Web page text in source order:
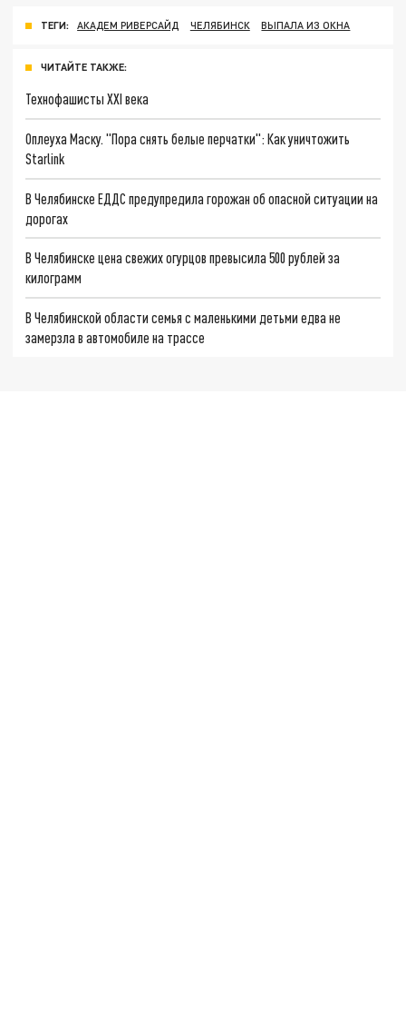
ТЕГИ: АКАДЕМ РИВЕРСАЙД ЧЕЛЯБИНСК ВЫПАЛА ИЗ ОКНА
ЧИТАЙТЕ ТАКЖЕ:
Технофашисты XXI века
Оплеуха Маску. "Пора снять белые перчатки": Как уничтожить
Starlink
В Челябинске ЕДДС предупредила горожан об опасной ситуации на
дорогах
В Челябинске цена свежих огурцов превысила 500 рублей за
килограмм
В Челябинской области семья с маленькими детьми едва не
замерзла в автомобиле на трассе